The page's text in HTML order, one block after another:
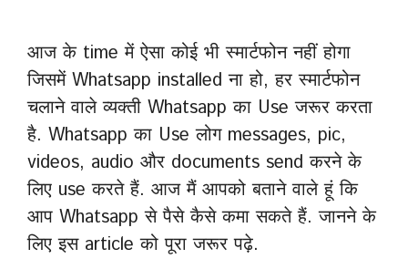
आज के time में ऐसा कोई भी स्मार्टफोन नहीं होगा
जिसमें Whatsapp installed ना हो, हर स्मार्टफोन
चलाने वाले व्यक्ती Whatsapp का Use जरूर करता
है. Whatsapp का Use लोग messages, pic,
videos, audio और documents send करने के
लिए use करते हैं. आज मैं आपको बताने वाले हूं कि
आप Whatsapp से पैसे कैसे कमा सकते हैं. जानने के
लिए इस article को पूरा जरूर पढ़े.